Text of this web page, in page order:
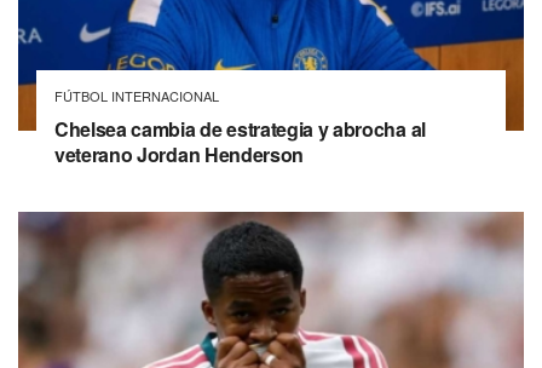
FÚTBOL INTERNACIONAL
Chelsea cambia de estrategia y abrocha al
veterano Jordan Henderson